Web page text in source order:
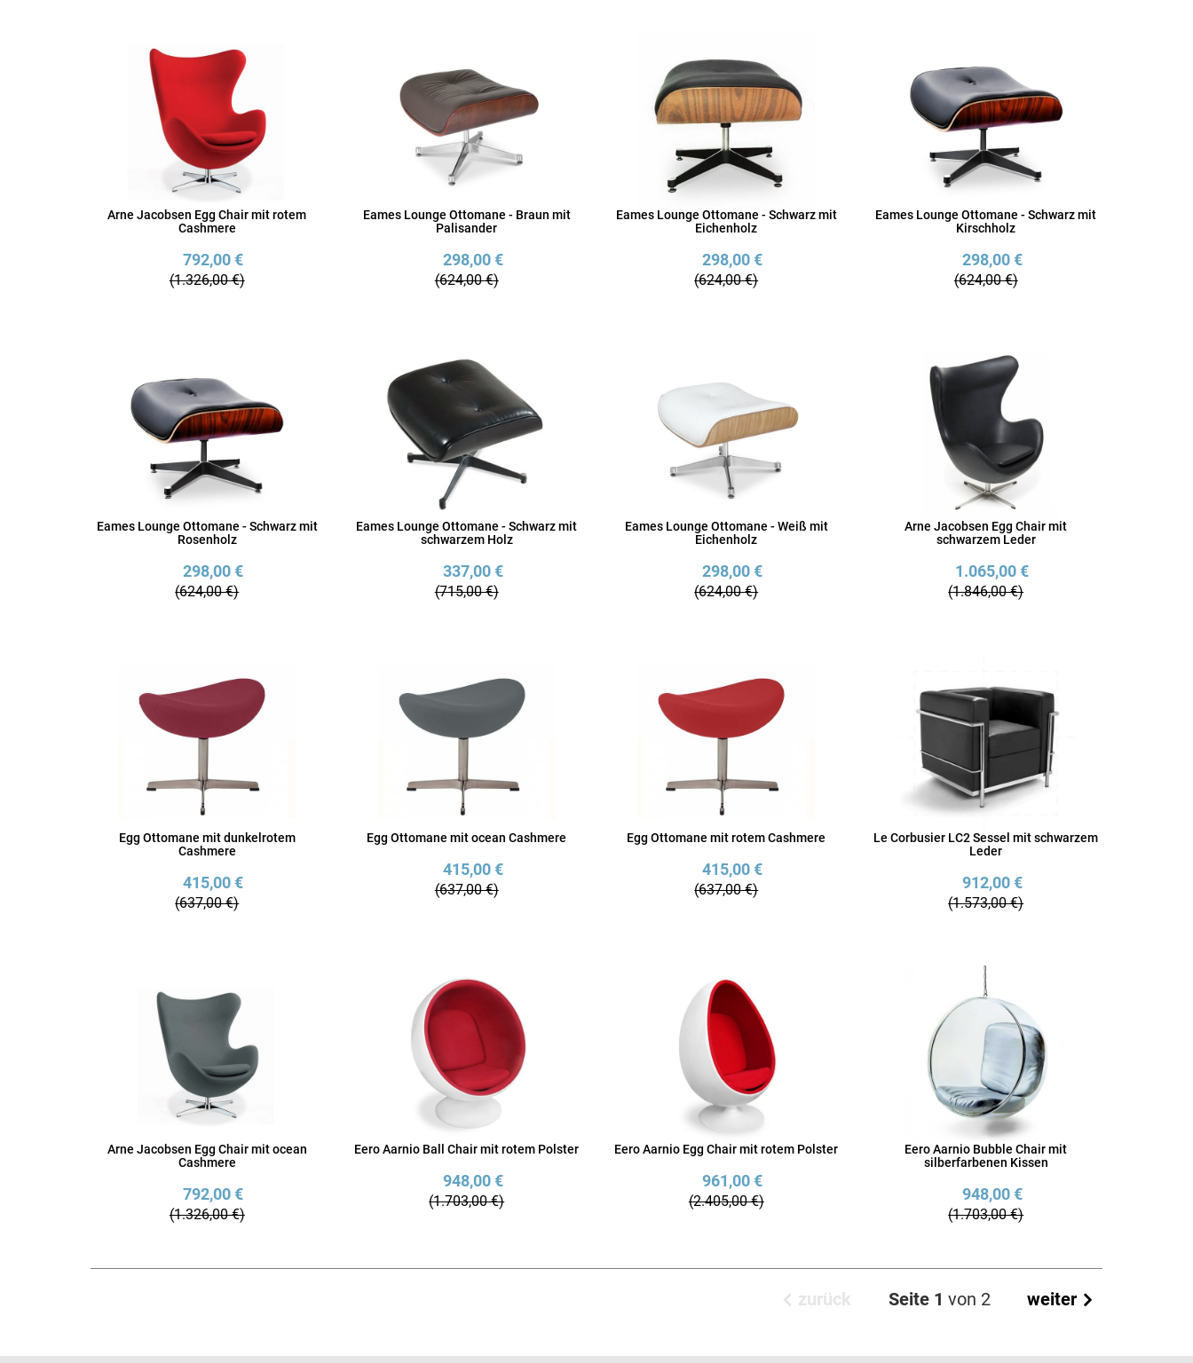
Arne Jacobsen Egg Chair mit rotem
Cashmere
792,00 €
(1.326,00 €)
Eames Lounge Ottomane - Braun mit
Palisander
298,00 €
(624,00 €)
Eames Lounge Ottomane - Schwarz mit
Eichenholz
298,00 €
(624,00 €)
Eames Lounge Ottomane - Schwarz mit
Kirschholz
298,00 €
(624,00 €)
Eames Lounge Ottomane - Schwarz mit
Rosenholz
298,00 €
(624,00 €)
Eames Lounge Ottomane - Schwarz mit
schwarzem Holz
337,00 €
(715,00 €)
Eames Lounge Ottomane - Weiß mit
Eichenholz
298,00 €
(624,00 €)
Arne Jacobsen Egg Chair mit
schwarzem Leder
1.065,00 €
(1.846,00 €)
Egg Ottomane mit dunkelrotem
Cashmere
415,00 €
(637,00 €)
Egg Ottomane mit ocean Cashmere
415,00 €
(637,00 €)
Egg Ottomane mit rotem Cashmere
415,00 €
(637,00 €)
Le Corbusier LC2 Sessel mit schwarzem
Leder
912,00 €
(1.573,00 €)
Arne Jacobsen Egg Chair mit ocean
Cashmere
792,00 €
(1.326,00 €)
Eero Aarnio Ball Chair mit rotem Polster
948,00 €
(1.703,00 €)
Eero Aarnio Egg Chair mit rotem Polster
961,00 €
(2.405,00 €)
Eero Aarnio Bubble Chair mit
silberfarbenen Kissen
948,00 €
(1.703,00 €)
zurück Seite 1 von 2 weiter